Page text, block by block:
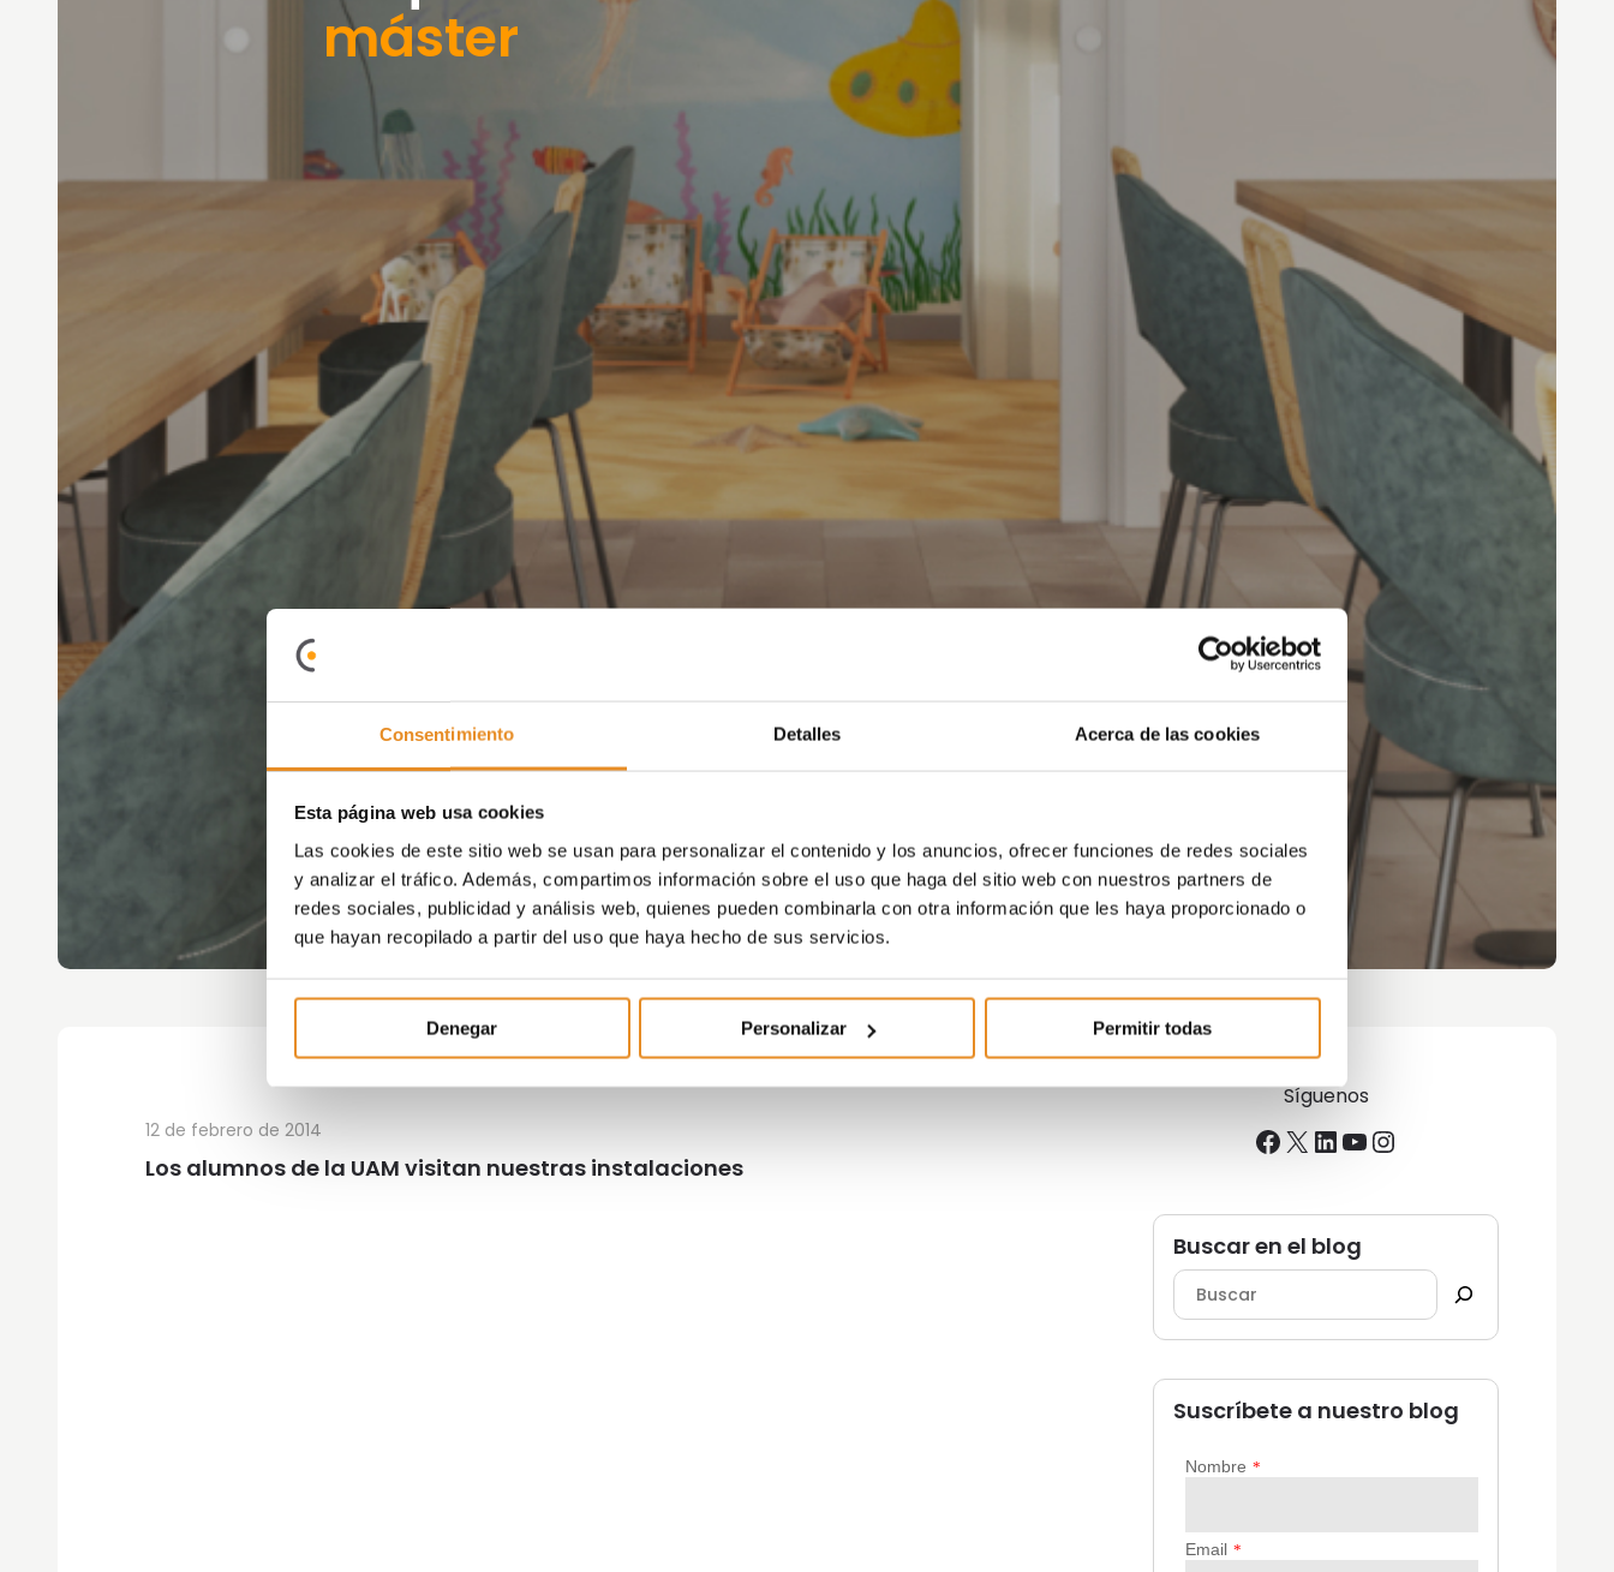
Consentimiento Detalles Acerca de las cookies
Esta página web usa cookies
Las cookies de este sitio web se usan para personalizar el contenido y los anuncios, ofrecer funciones de redes sociales
y analizar el tráfico. Además, compartimos información sobre el uso que haga del sitio web con nuestros partners de
redes sociales, publicidad y análisis web, quienes pueden combinarla con otra información que les haya proporcionado o
que hayan recopilado a partir del uso que haya hecho de sus servicios.
Denegar Personalizar Permitir todas
máster
Los alumnos de la UAM visitan nuestras instalaciones
12 de febrero de 2014
Síguenos
Facebook
X LinkedIn
YouTube
Instagram
Buscar en el blog
Suscríbete a nuestro blog